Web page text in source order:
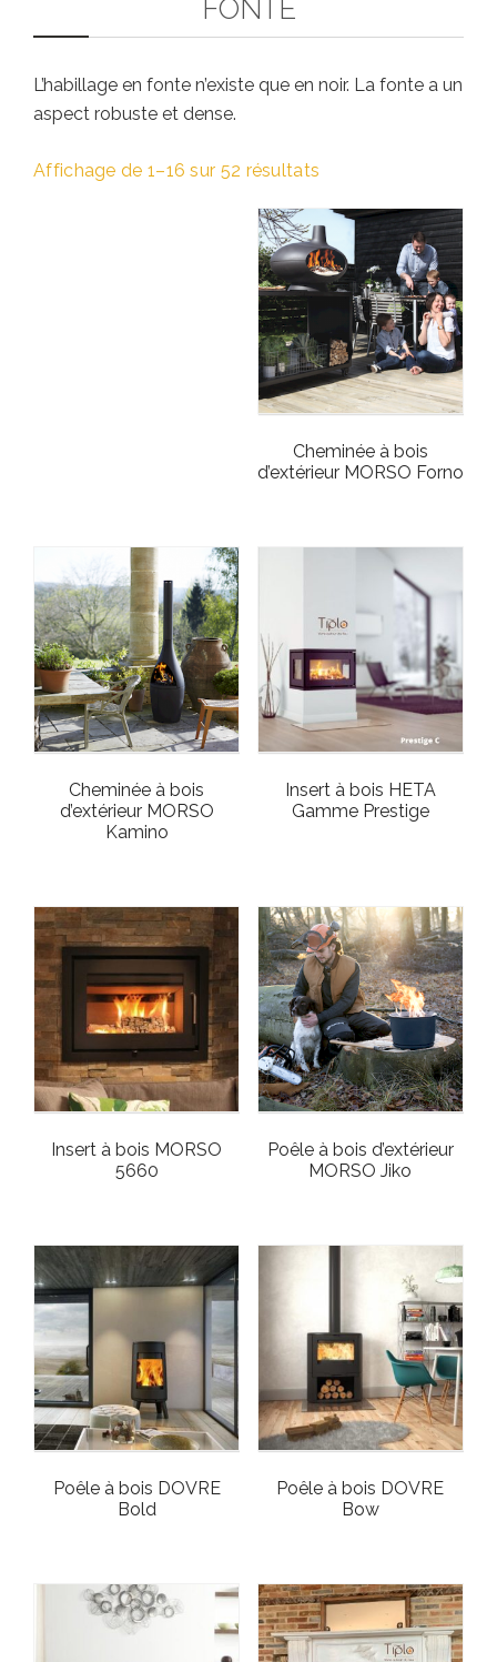
FONTE
L’habillage en fonte n’existe que en noir. La fonte a un
aspect robuste et dense.
Affichage de 1–16 sur 52 résultats
Cheminée à bois
d’extérieur MORSO Forno
Cheminée à bois
d’extérieur MORSO
Kamino
Insert à bois HETA
Gamme Prestige
Insert à bois MORSO
5660
Poêle à bois d’extérieur
MORSO Jiko
Poêle à bois DOVRE
Bold
Poêle à bois DOVRE
Bow